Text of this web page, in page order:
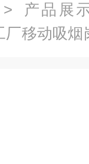
> 产品展
移动吸烟